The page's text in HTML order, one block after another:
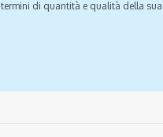
termini di quantità e qualità della